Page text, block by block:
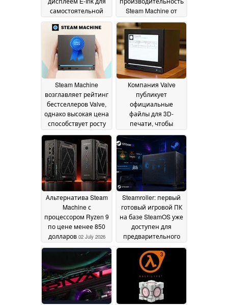
самостоятельной
сборки; готовая
версия появится в
ближайшее время
July 2026
Steam Machine от
Valve как «ничего
особенного», при
этом высоко оценив
ее игровой опыт,
схожий с
консольным 04 July
2026
Steam Machine
возглавляет рейтинг
бестселлеров Valve,
однако высокая цена
способствует росту
популярности мини-
ПК03 July 2026
Компания Valve
публикует
официальные
файлы для 3D-
печати, чтобы
пользователи могли
изготовить
собственную
лицевую панель с
дисплеем e-ink для
Steam Machine
03 July
2026
Альтернатива Steam
Machine с
процессором Ryzen 9
по цене менее 850
долларов 02 July 2026
Steamroller: первый
готовый игровой ПК
на базе SteamOS уже
доступен для
предварительного
заказа29 June 2026